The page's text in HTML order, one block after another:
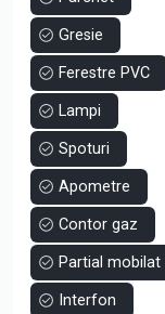
Gresie
Ferestre PVC
Lampi
Spoturi
Apometre
Contor gaz
Partial mobilat
Interfon